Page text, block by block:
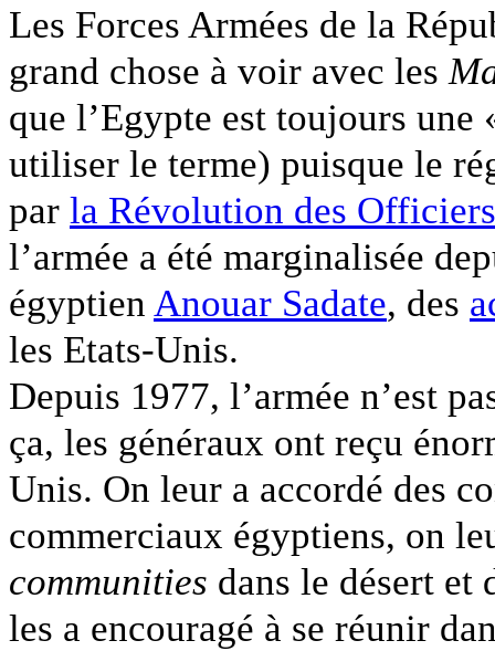
Les Forces Armées de la
grand chose à voir avec les
que l’Egypte est toujours
utiliser le terme) puisque le
par la Révolution des
l’armée a été marginalisée
égyptien Anouar Sadate, des
les Etats-Unis.
Depuis 1977, l’armée n’est
ça, les généraux ont reçu
Unis. On leur a accordé des
commerciaux égyptiens, on
communities dans le désert et
les a encouragé à se réunir